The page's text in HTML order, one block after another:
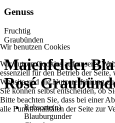
Genuss
Fruchtig
Graubünden
Maienfelder
Rosé
Rebsorte(n)
Blauburgunder
Wir benutzen Cookies
Wir nutzen Cookies auf unserer
essenziell für den Betrieb der Seite,
Website und die Nutzererfahrung
Sie können selbst entscheiden, ob
Bitte beachten Sie, dass bei einer
alle Funktionalitäten der Seite zur